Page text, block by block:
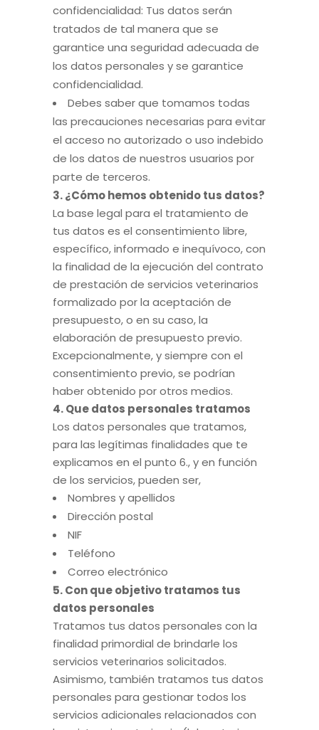
confidencialidad: Tus datos serán
tratados de tal manera que se
garantice una seguridad adecuada de
los datos personales y se garantice
confidencialidad.
Debes saber que tomamos todas
las precauciones necesarias para evitar
el acceso no autorizado o uso indebido
de los datos de nuestros usuarios por
parte de terceros.
3. ¿Cómo hemos obtenido tus datos?
La base legal para el tratamiento de
tus datos es el consentimiento libre,
específico, informado e inequívoco, con
la finalidad de la ejecución del contrato
de prestación de servicios veterinarios
formalizado por la aceptación de
presupuesto, o en su caso, la
elaboración de presupuesto previo.
Excepcionalmente, y siempre con el
consentimiento previo, se podrían
haber obtenido por otros medios.
4. Que datos personales tratamos
Los datos personales que tratamos,
para las legítimas finalidades que te
explicamos en el punto 6., y en función
de los servicios, pueden ser,
Nombres y apellidos
Dirección postal
NIF
Teléfono
Correo electrónico
5. Con que objetivo tratamos tus
datos personales
Tratamos tus datos personales con la
finalidad primordial de brindarle los
servicios veterinarios solicitados.
Asimismo, también tratamos tus datos
personales para gestionar todos los
servicios adicionales relacionados con